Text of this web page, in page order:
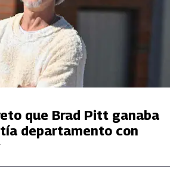
que Brad Pitt ganaba
departamento con